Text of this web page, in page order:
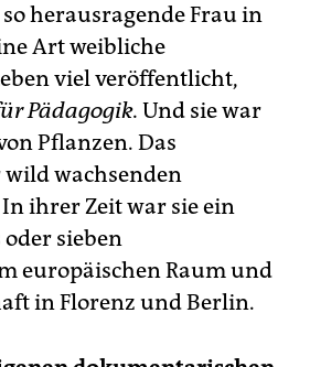
herausragende Frau in
Art weibliche
viel veröffentlicht,
Pädagogik. Und sie war
Pflanzen. Das
wachsenden
ihrer Zeit war sie ein
sieben
europäischen Raum und
in Florenz und Berlin.